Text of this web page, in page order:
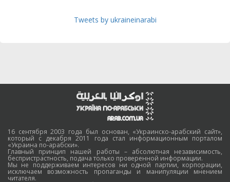
Tweets by ukraineinarabi
16 сентября 2003 года был основан, «Украинско-арабский сайт»,
который с декабря 2011 года стал информационным порталом
«Украина по-арабски».
Главный принцип нашей работы – абсолютная независимость,
беспристрастность, подача только проверенной информации.
Мы не поддерживаем интересов ни одной партии, корпорации,
исключаем возможность пропаганды и манипуляции мнением
читателя.